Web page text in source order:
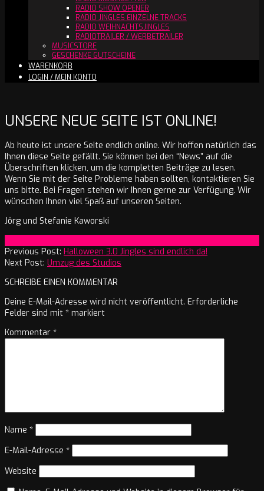
RADIO SHOW OPENER
RADIO JINGLES EINZELNE TRACKS
RADIO WEIHNACHTSJINGLES
RADIOTRAILER / WERBETRAILER
MUSICSTORE
GESCHENKE GUTSCHEINE
WARENKORB
LOGIN / MEIN KONTO
UNSERE NEUE SEITE IST ONLINE!
Ab heute ist unsere Seite endlich online. Wir hoffen natürlich das
Ihnen diese Seite gefällt. Sie können bei den “News” auf die
Überschriften klicken, um die kompletten Beiträge zu lesen.
Wenn Sie mit der Seite Probleme haben sollten, kontaktieren Sie
uns bitte. Bei Fragen stehen wir Ihnen gerne zur Verfügung. Wir
wünschen Ihnen viel Spaß auf unseren Seiten.
Jörg und Stefanie Kaworski
10-
11
Previous Post: Halloween 3.0 Jingles sind endlich da!
Next Post: Umzug des Studios
SCHREIBE EINEN KOMMENTAR
Deine E-Mail-Adresse wird nicht veröffentlicht. Erforderliche
Felder sind mit * markiert
Kommentar *
Name *
E-Mail-Adresse *
Website